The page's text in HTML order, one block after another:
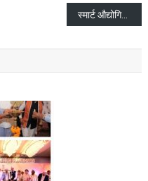
स्मार्ट औद्योगिक शहर के रूप में विकसित होगा उत्तराखंड का खुरपिया फार्म